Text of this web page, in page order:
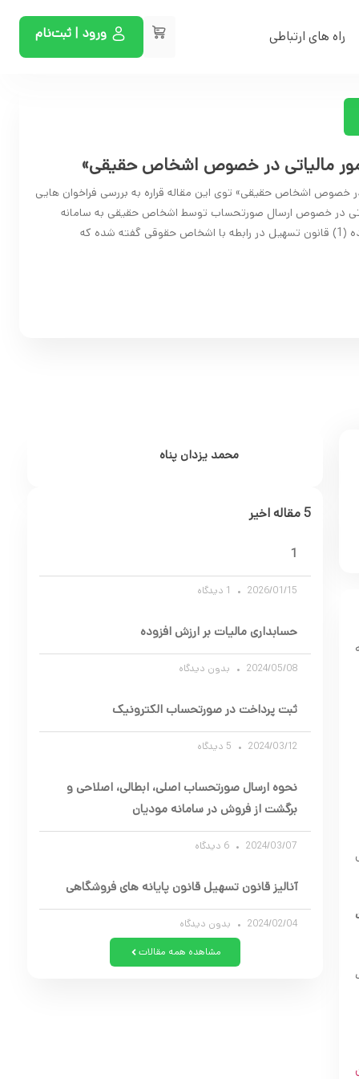
راه های ارتباطی ورود | ثبت‌نام
مالیاتی در خصوص اشخاص حقیقی»
در خصوص اشخاص حقیقی» توی این مقاله قراره به بررسی فراخوان هایی
در خصوص ارسال صورتحساب توسط اشخاص حقیقی به سامانه
محمد یزدان پناه
5 مقاله اخیر
1
2026/01/15
حسابداری مالیات بر ارزش افزوده
2024/05/08 بدون دیدگاه
ثبت پرداخت در صورتحساب الکترونیک
2024/03/12
نحوه ارسال صورتحساب اصلی، ابطالی، اصلاحی و
برگشت از فروش در سامانه مودیان
2024/03/07 6 دیدگاه
آنالیز قانون تسهیل قانون پایانه های فروشگاهی
2024/02/04 بدون دیدگاه
مشاهده همه مقالات